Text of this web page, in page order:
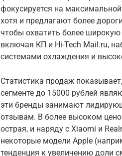
фокусируется на
хотя и предлагают более
чтобы охватить более
включая КП и Hi-Tech Mail.ru,
системами охлаждения и
Статистика продаж
сегменте до 15000 рублей
эти бренды занимают
отзывам. В более высоком
острая, и наряду с Xiaomi и
некоторые модели Apple
тенденция к увеличению доли